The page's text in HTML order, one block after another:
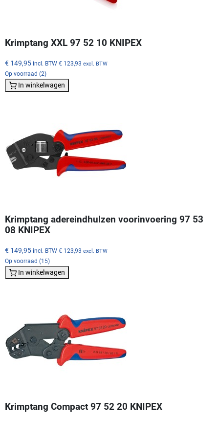
Krimptang XXL 97 52 10 KNIPEX
€ 149,95 incl. BTW € 123,93 excl. BTW
Op voorraad (2)
In winkelwagen
Krimptang adereindhulzen voorinvoering 97 53
08 KNIPEX
€ 149,95 incl. BTW € 123,93 excl. BTW
Op voorraad (15)
In winkelwagen
Krimptang Compact 97 52 20 KNIPEX